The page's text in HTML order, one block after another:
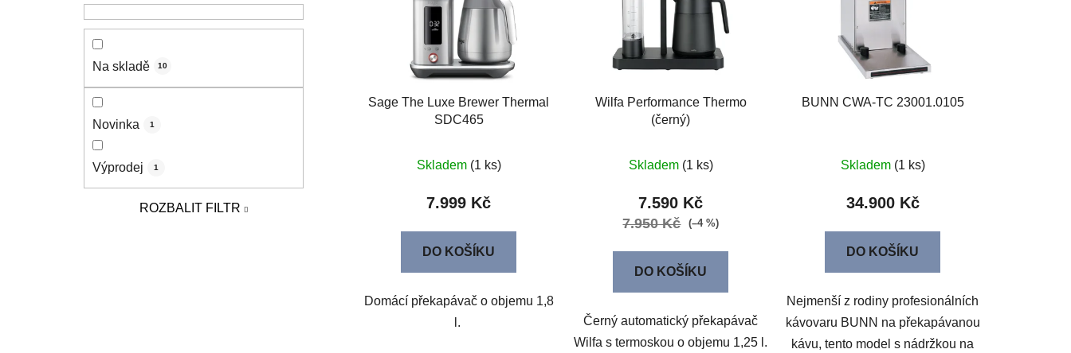
Na skladě 10
Novinka 1
Výprodej 1
ROZBALIT FILTR
Sage The Luxe Brewer Thermal
SDC465
Skladem (1 ks)
7.999 Kč
DO KOŠÍKU
Domácí překapávač o objemu 1,8
l.
Wilfa Performance Thermo
(černý)
Skladem (1 ks)
7.590 Kč
7.950 Kč (–4 %)
DO KOŠÍKU
Černý automatický překapávač
Wilfa s termoskou o objemu 1,25 l.
BUNN CWA-TC 23001.0105
Skladem (1 ks)
34.900 Kč
DO KOŠÍKU
Nejmenší z rodiny profesionálních
kávovaru BUNN na překapávanou
kávu, tento model s nádržkou na